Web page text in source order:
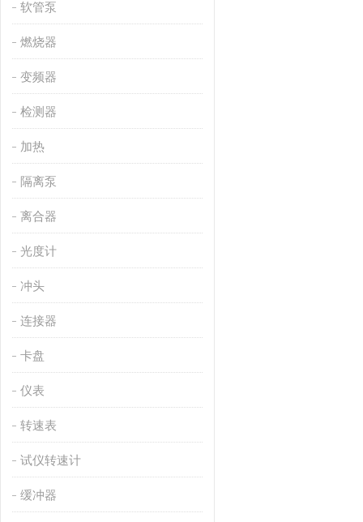
软管泵
燃烧器
变频器
检测器
加热
隔离泵
离合器
光度计
冲头
连接器
卡盘
仪表
转速表
试仪转速计
缓冲器